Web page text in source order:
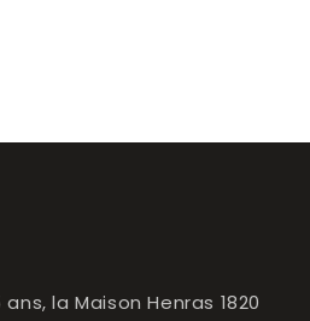
la Maison Henras 1820